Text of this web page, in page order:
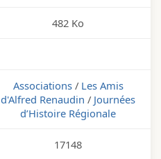
482 Ko
Associations/ Les Amis
d'Alfred Renaudin / Journées
d’Histoire Régionale
17148